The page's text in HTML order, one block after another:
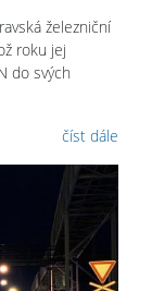
železniční
roku jej
do svých
číst dále